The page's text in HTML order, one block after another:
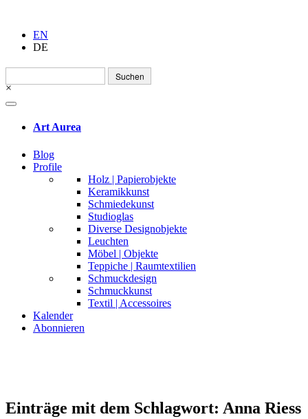
EN
DE
Suchen
nach:
×
Art Aurea
Blog
Profile
Holz | Papierobjekte
Keramikkunst
Schmiedekunst
Studioglas
Diverse Designobjekte
Leuchten
Möbel | Objekte
Teppiche | Raumtextilien
Schmuckdesign
Schmuckkunst
Textil | Accessoires
Kalender
Abonnieren
Einträge mit dem Schlagwort: Anna Riess